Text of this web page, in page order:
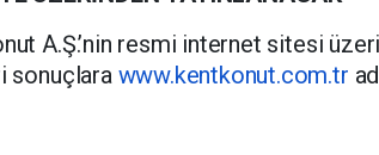
A.Ş.’nin resmi internet sitesi
sonuçlara www.kentkonut.com.tr